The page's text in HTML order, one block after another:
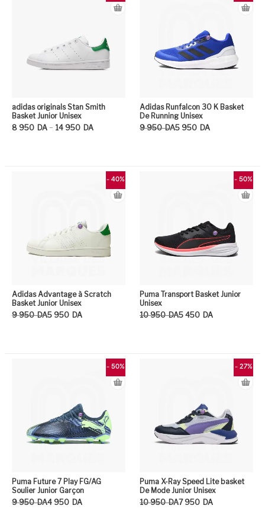
adidas originals Stan Smith
Basket Junior Unisex
8 950 DA – 14 950 DA
Plage de prix : 8 950DA à 14 950DA
Adidas Runfalcon 30 K Basket
De Running Unisex
9 950 DA
Le prix initial était : 9 950DA.
5 950 DA
Le prix actuel est : 5 950DA.
- 40%
Adidas Advantage à Scratch
Basket Junior Unisex
9 950 DA
Le prix initial était : 9 950DA.
5 950 DA
Le prix actuel est : 5 950DA.
- 50%
Puma Transport Basket Junior
Unisex
10 950 DA
Le prix initial était : 10 950DA.
5 450 DA
Le prix actuel est : 5 450DA.
- 50%
Puma Future 7 Play FG/AG
Soulier Junior Garçon
9 950 DA
Le prix initial était : 9 950DA.
4 950 DA
Le prix actuel est : 4 950DA.
- 27%
Puma X-Ray Speed Lite basket
De Mode Junior Unisex
10 950 DA
Le prix initial était : 10 950DA.
7 950 DA
Le prix actuel est : 7 950DA.